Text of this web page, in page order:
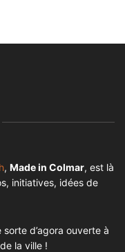
, Made in Colmar, est là
initiatives, idées de
d’agora ouverte à
la ville !